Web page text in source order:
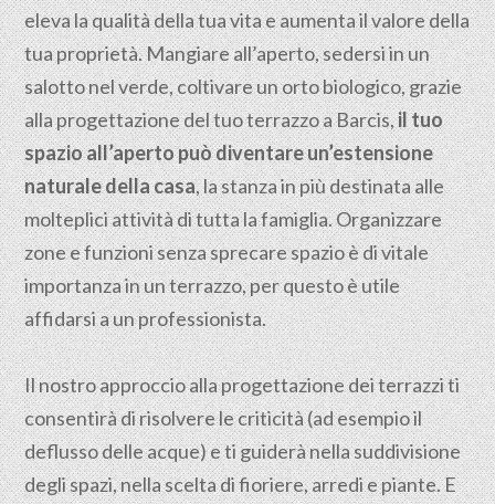
eleva la qualità della tua vita e aumenta il valore della
tua proprietà. Mangiare all’aperto, sedersi in un
salotto nel verde, coltivare un orto biologico, grazie
alla progettazione del tuo terrazzo a Barcis,il tuo
spazio all’aperto può diventare un’estensione
naturale della casa, la stanza in più destinata alle
molteplici attività di tutta la famiglia. Organizzare
zone e funzioni senza sprecare spazio è di vitale
importanza in un terrazzo, per questo è utile
affidarsi a un professionista.
Il nostro approccio alla progettazione dei terrazzi ti
consentirà di risolvere le criticità (ad esempio il
deflusso delle acque) e ti guiderà nella suddivisione
degli spazi, nella scelta di fioriere, arredi e piante. E